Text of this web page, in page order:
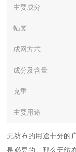
主要成分
幅宽
成网方式
成分及含量
克重
主要用途
无纺布的用途十分的
是必要的。那么无纺